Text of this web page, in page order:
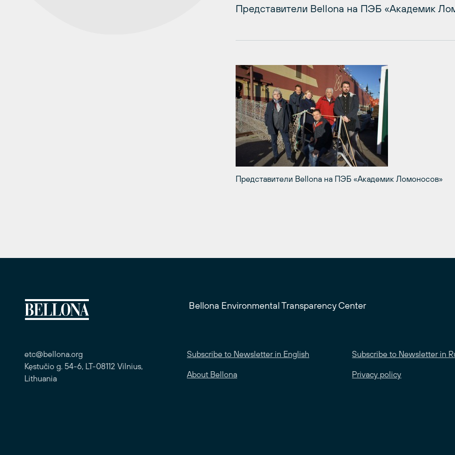
Представители Bellona на ПЭБ «Академик
Представители Bellona на ПЭБ «Академик Ломоносов»
Bellona Environmental Transparency Center
etc@bellona.org
Kęstučio g. 54-6, LT-08112 Vilnius,
Lithuania
Subscribe to Newsletter in English Subscribe to Newsletter in
About Bellona Privacy policy